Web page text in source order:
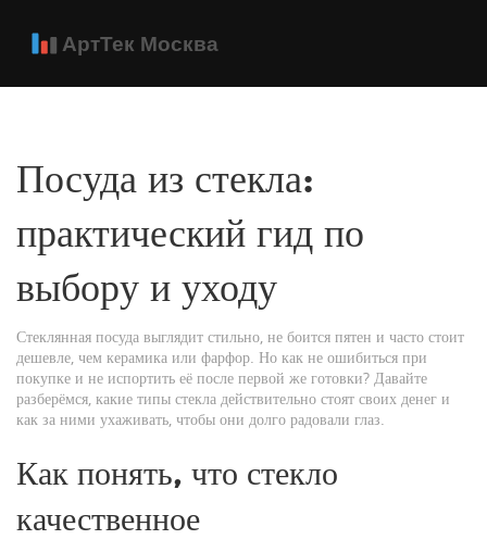
Посуда из стекла:
практический гид по
выбору и уходу
Стеклянная посуда выглядит стильно, не боится пятен и часто стоит
дешевле, чем керамика или фарфор. Но как не ошибиться при
покупке и не испортить её после первой же готовки? Давайте
разберёмся, какие типы стекла действительно стоят своих денег и
как за ними ухаживать, чтобы они долго радовали глаз.
Как понять, что стекло
качественное